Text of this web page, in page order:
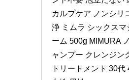
カルプケア ノンシリ
浄 ミムラ シックスマ
ーム 500g MIMURA
ャンプー クレンジン
トリートメント 30代